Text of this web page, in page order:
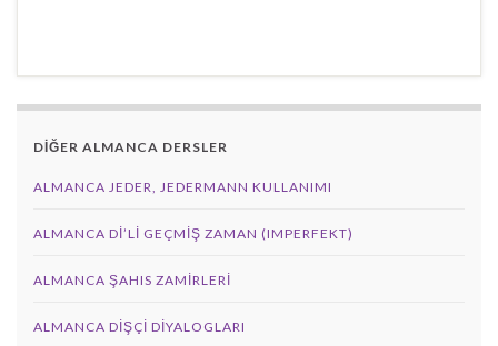
DİĞER ALMANCA DERSLER
ALMANCA JEDER, JEDERMANN KULLANIMI
ALMANCA DI’LI GEÇMIŞ ZAMAN (IMPERFEKT)
ALMANCA ŞAHIS ZAMIRLERI
ALMANCA DIŞÇI DIYALOGLARI